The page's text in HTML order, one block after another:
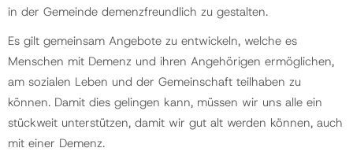
in der Gemeinde demenzfreundlich zu gestalten.
Es gilt gemeinsam Angebote zu entwickeln, welche es
Menschen mit Demenz und ihren Angehörigen ermöglichen,
am sozialen Leben und der Gemeinschaft teilhaben zu
können. Damit dies gelingen kann, müssen wir uns alle ein
stückweit unterstützen, damit wir gut alt werden können, auch
mit einer Demenz.